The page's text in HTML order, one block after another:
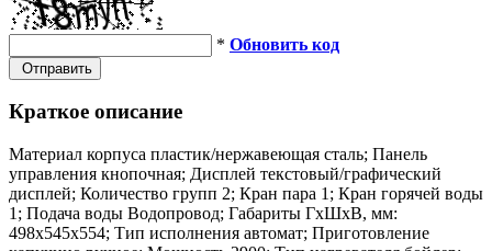
* Обновить код
Отправить
Краткое описание
Материал корпуса пластик/нержавеющая сталь; Панель
управления кнопочная; Дисплей текстовый/графический
дисплей; Количество групп 2; Кран пара 1; Кран горячей воды
1; Подача воды Водопровод; Габариты ГхШхВ, мм:
498х545х554; Тип исполнения автомат; Приготовление